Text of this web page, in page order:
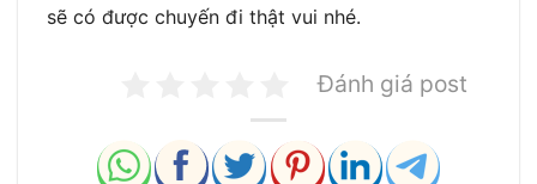
sẽ có được chuyến đi thật vui nhé.
Đánh giá post